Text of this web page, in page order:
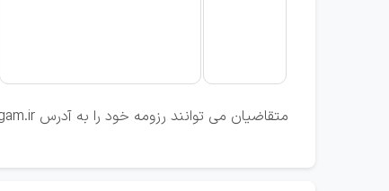
متقاضیان می توانند رزومه خود را به آدرس jobs@elegam.ir ارسال و یا با شماره 02632775620 تماس حاصل نمایند.